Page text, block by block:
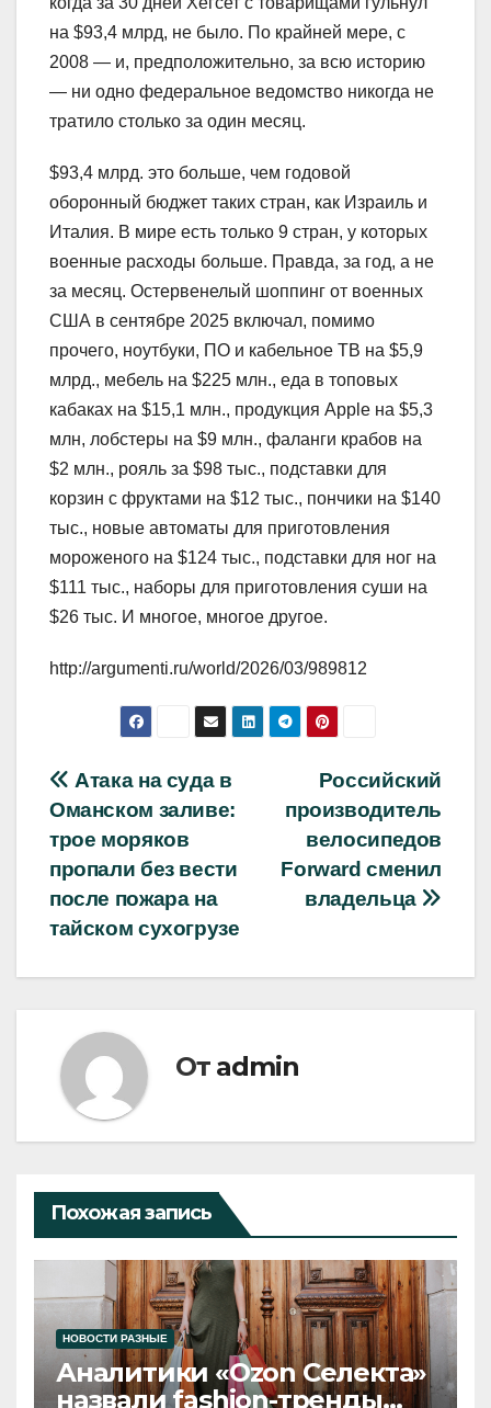
на $93,4 млрд, не было. По крайней мере, с
2008 — и, предположительно, за всю историю
— ни одно федеральное ведомство никогда не
тратило столько за один месяц.
$93,4 млрд. это больше, чем годовой
оборонный бюджет таких стран, как Израиль и
Италия. В мире есть только 9 стран, у которых
военные расходы больше. Правда, за год, а не
за месяц. Остервенелый шоппинг от военных
США в сентябре 2025 включал, помимо
прочего, ноутбуки, ПО и кабельное ТВ на $5,9
млрд., мебель на $225 млн., еда в топовых
кабаках на $15,1 млн., продукция Apple на $5,3
млн, лобстеры на $9 млн., фаланги крабов на
$2 млн., рояль за $98 тыс., подставки для
корзин с фруктами на $12 тыс., пончики на $140
тыс., новые автоматы для приготовления
мороженого на $124 тыс., подставки для ног на
$111 тыс., наборы для приготовления суши на
$26 тыс. И многое, многое другое.
http://argumenti.ru/world/2026/03/989812
Навигация
по
записям
Российский
производитель
велосипедов
Forward сменил
владельца
Атака на суда в
Оманском заливе:
трое моряков
пропали без вести
после пожара на
тайском сухогрузе
От admin
Похожая запись
НОВОСТИ РАЗНЫЕ
Аналитики «Ozon Селекта»
назвали fashion-тренды